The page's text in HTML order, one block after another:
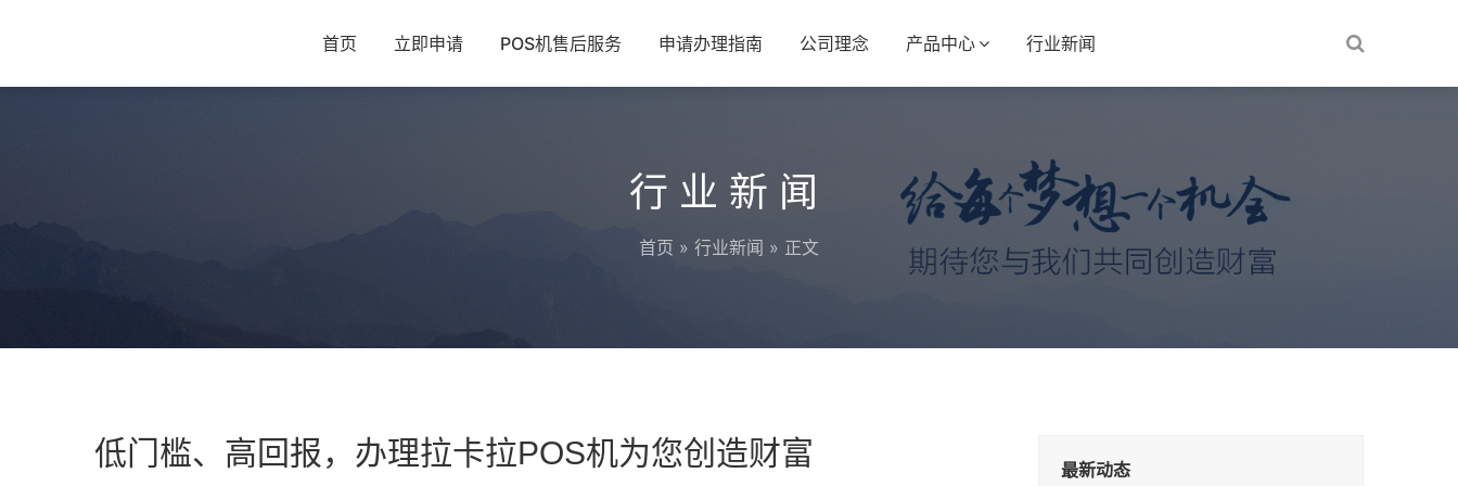
首页 立即申请 POS机售后服务 申请办理指南 公司理念 产品中心 行业新闻
行业新闻
首页 » 行业新闻 » 正文
低门槛、高回报，办理拉卡拉POS机为您创造财富 最新动态